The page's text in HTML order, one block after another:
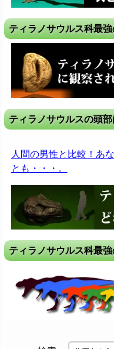
ティラノサウルス科最
ティラノサウルスの頭
人間の男性と比較！あ
とも・・・。
ティラノサウルス科最